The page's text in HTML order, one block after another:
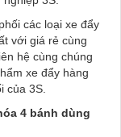
các loại xe đẩy
với giá rẻ cùng
hệ cùng chúng
xe đẩy hàng
của 3S.
4 bánh dùng